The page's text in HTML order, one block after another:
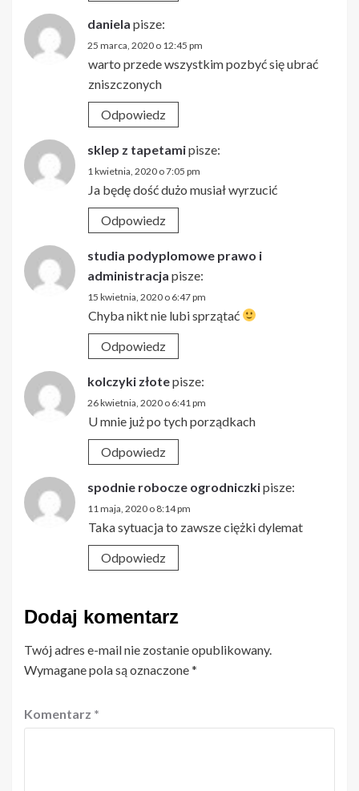
daniela pisze:
25 marca, 2020 o 12:45 pm
warto przede wszystkim pozbyć się ubrać
zniszczonych
Odpowiedz
sklep z tapetamipisze:
1 kwietnia, 2020 o 7:05 pm
Ja będę dość dużo musiał wyrzucić
Odpowiedz
studia podyplomowe prawo i
administracja pisze:
15 kwietnia, 2020 o 6:47 pm
Chyba nikt nie lubi sprzątać
Odpowiedz
kolczyki złotepisze:
26 kwietnia, 2020 o 6:41 pm
U mnie już po tych porządkach
Odpowiedz
spodnie robocze ogrodniczkipisze:
11 maja, 2020 o 8:14 pm
Taka sytuacja to zawsze ciężki dylemat
Odpowiedz
Dodaj komentarz
Twój adres e-mail nie zostanie opublikowany.
Wymagane pola są oznaczone*
Komentarz *